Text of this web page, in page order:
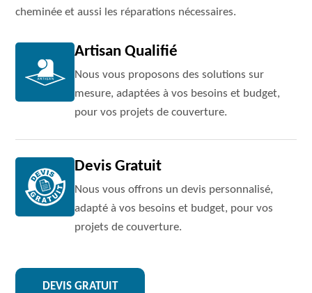
cheminée et aussi les réparations nécessaires.
Artisan Qualifié
Nous vous proposons des solutions sur
mesure, adaptées à vos besoins et budget,
pour vos projets de couverture.
Devis Gratuit
Nous vous offrons un devis personnalisé,
adapté à vos besoins et budget, pour vos
projets de couverture.
DEVIS GRATUIT